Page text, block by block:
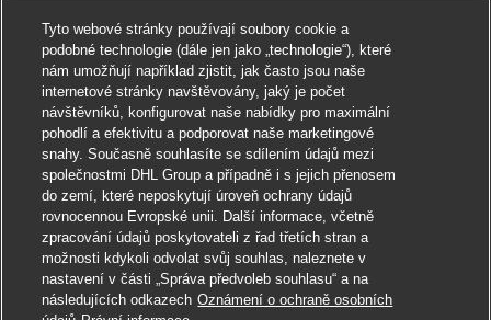
Ucházet se
Tyto webové stránky používají soubory cookie a
podobné technologie (dále jen jako „technologie“), které
nám umožňují například zjistit, jak často jsou naše
internetové stránky navštěvovány, jaký je počet
návštěvníků, konfigurovat naše nabídky pro maximální
pohodlí a efektivitu a podporovat naše marketingové
snahy. Současně souhlasíte se sdílením údajů mezi
společnostmi DHL Group a případně i s jejich přenosem
do zemí, které neposkytují úroveň ochrany údajů
rovnocennou Evropské unii. Další informace, včetně
zpracování údajů poskytovateli z řad třetích stran a
možnosti kdykoli odvolat svůj souhlas, naleznete v
nastavení v části „Správa předvoleb souhlasu“ a na
následujících odkazech Oznámení o ochraně osobních